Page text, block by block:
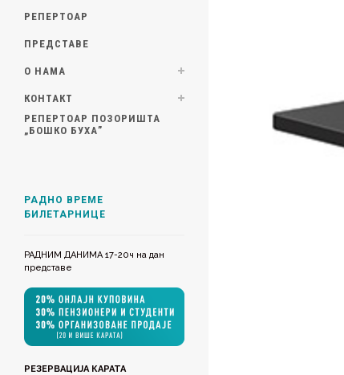
РЕПЕРТОАР
ПРЕДСТАВЕ
О НАМА
КОНТАКТ
РЕПЕРТОАР ПОЗОРИШТА
„БОШКО БУХА”
РАДНО ВРЕМЕ
БИЛЕТАРНИЦЕ
РАДНИМ ДАНИМА 17-20ч на дан
представе
РЕЗЕРВАЦИЈА КАРАТА